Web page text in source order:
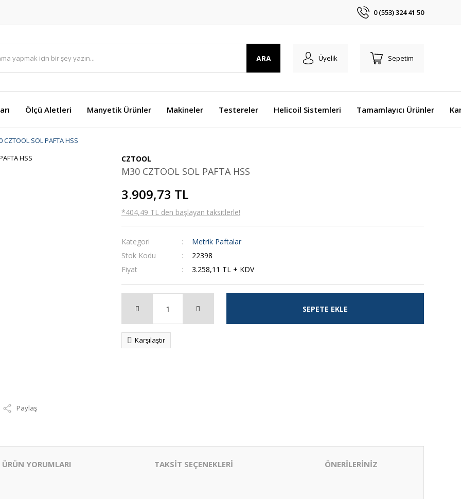
0 (553) 324 41 50
ARA Üyelik Sepetim
Ölçü Aletleri Manyetik Ürünler Makineler Testereler Helicoil Sistemleri Tamamlayıcı Ürünler
CZTOOL SOL PAFTA HSS
Paylaş
CZTOOL
M30 CZTOOL SOL PAFTA HSS
3.909,73 TL
*404,49 TL den başlayan taksitlerle!
Kategori
Metrik Paftalar
Stok Kodu
22398
Fiyat
3.258,11 TL + KDV
SEPETE EKLE
Karşılaştır
ÜRÜN YORUMLARI TAKSİT SEÇENEKLERİ ÖNERİLERİNİZ